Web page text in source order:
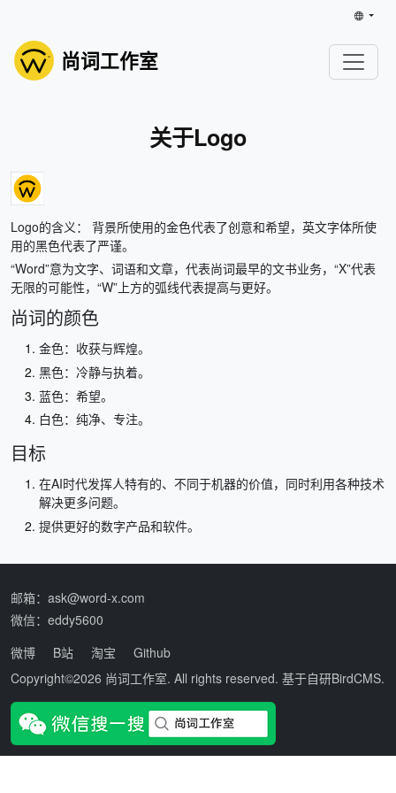
尚词工作室
关于Logo
Logo的含义： 背景所使用的金色代表了创意和希望，英文字体所使
用的黑色代表了严谨。
“Word”意为文字、词语和文章，代表尚词最早的文书业务，“X”代表
无限的可能性，“W”上方的弧线代表提高与更好。
尚词的颜色
金色：收获与辉煌。
黑色：冷静与执着。
蓝色：希望。
白色：纯净、专注。
目标
在AI时代发挥人特有的、不同于机器的价值，同时利用各种技术
解决更多问题。
提供更好的数字产品和软件。
邮箱：ask@word-x.com
微信：eddy5600
微博
B站 淘宝
Github
Copyright©2026 尚词工作室. All rights reserved. 基于自研BirdCMS.